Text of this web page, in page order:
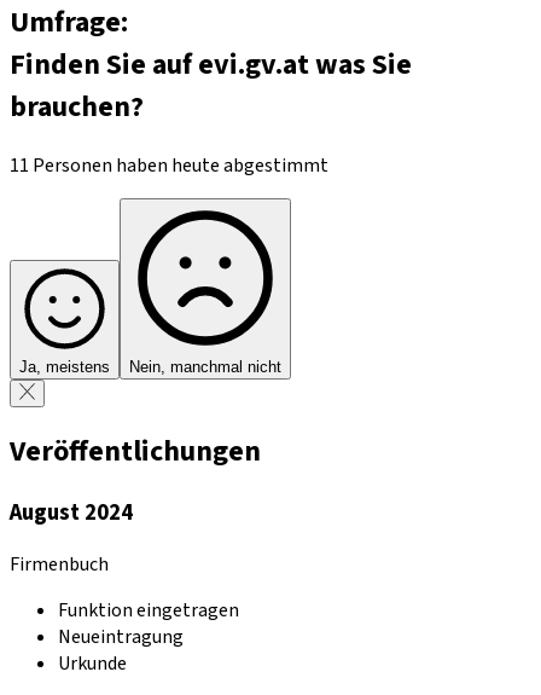
Umfrage:
Finden Sie auf evi.gv.at was Sie
brauchen?
11 Personen haben heute abgestimmt
Ja, meistens Nein, manchmal nicht
Veröffentlichungen
August 2024
Firmenbuch
Funktion eingetragen
Neueintragung
Urkunde